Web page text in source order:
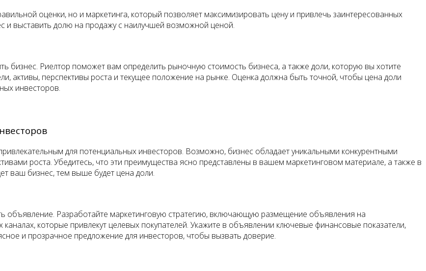
оценки, но и маркетинга, который позволяет максимизировать цену и привлечь заинтересованных
и выставить долю на продажу с наилучшей возможной ценой.
бизнес. Риелтор поможет вам определить рыночную стоимость бизнеса, а также доли, которую вы хотите
активы, перспективы роста и текущее положение на рынке. Оценка должна быть точной, чтобы цена доли
инвесторов.
для потенциальных инвесторов. Возможно, бизнес обладает уникальными конкурентными
роста. Убедитесь, что эти преимущества ясно представлены в вашем маркетинговом материале, а также в
ваш бизнес, тем выше будет цена доли.
объявление. Разработайте маркетинговую стратегию, включающую размещение объявления на
которые привлекут целевых покупателей. Укажите в объявлении ключевые финансовые показатели,
и прозрачное предложение для инвесторов, чтобы вызвать доверие.